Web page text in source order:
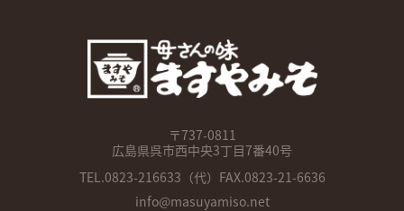
〒737-0811
広島県呉市西中央3丁目7番40号
TEL.0823-216633 （代）FAX.0823-21-6636
info@masuyamiso.net